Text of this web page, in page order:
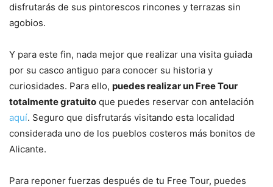
disfrutarás de sus pintorescos rincones y terrazas sin
agobios.
Y para este fin, nada mejor que realizar una visita guiada
por su casco antiguo para conocer su historia y
curiosidades. Para ello, puedes realizar un Free Tour
totalmente gratuito que puedes reservar con antelación
aquí. Seguro que disfrutarás visitando esta localidad
considerada uno de los pueblos costeros más bonitos de
Alicante.
Para reponer fuerzas después de tu Free Tour, puedes